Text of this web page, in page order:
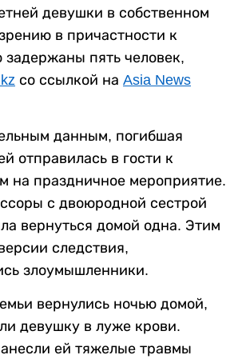
девушки в собственном
в причастности к
пять человек,
со ссылкой на Asia News
данным, погибшая
отправилась в гости к
на праздничное мероприятие.
с двоюродной сестрой
вернуться домой одна. Этим
следствия,
злоумышленники.
вернулись ночью домой,
девушку в луже крови.
ей тяжелые травмы